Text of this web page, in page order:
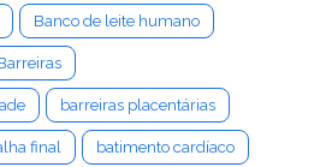
Banco de leite humano
barreiras placentárias
final batimento cardíaco